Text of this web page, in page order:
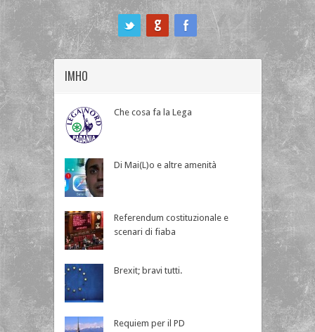
IMHO
Che cosa fa la Lega
Di Mai(L)o e altre amenità
Referendum costituzionale e
scenari di fiaba
Brexit; bravi tutti.
Requiem per il PD